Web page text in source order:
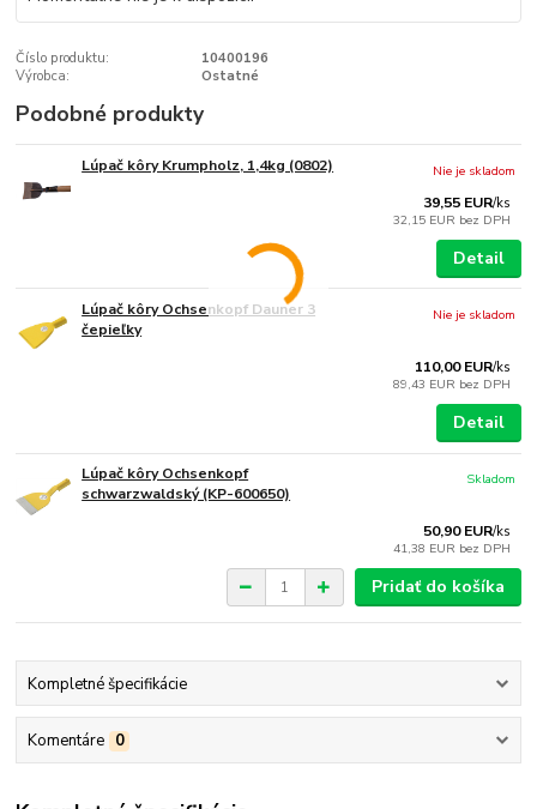
Číslo produktu:
10400196
Výrobca:
Ostatné
Podobné produkty
Lúpač kôry Krumpholz, 1,4kg (0802)
39,55 EUR/ks
32,15 EUR bez DPH
Nie je skladom
Detail
Lúpač kôry Ochsenkopf Dauner 3
čepieľky
110,00 EUR/ks
89,43 EUR bez DPH
Nie je skladom
Detail
Lúpač kôry Ochsenkopf
schwarzwaldský (KP-600650)
50,90 EUR/ks
41,38 EUR bez DPH
Skladom
Pridať do košíka
Kompletné špecifikácie
Komentáre 0